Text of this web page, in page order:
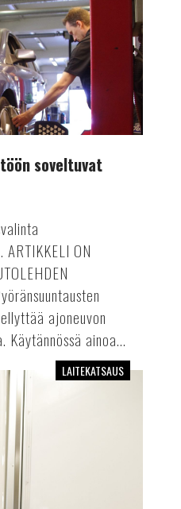
soveltuvat
ON
ajoneuvon
ainoa...
LAITEKATSAUS